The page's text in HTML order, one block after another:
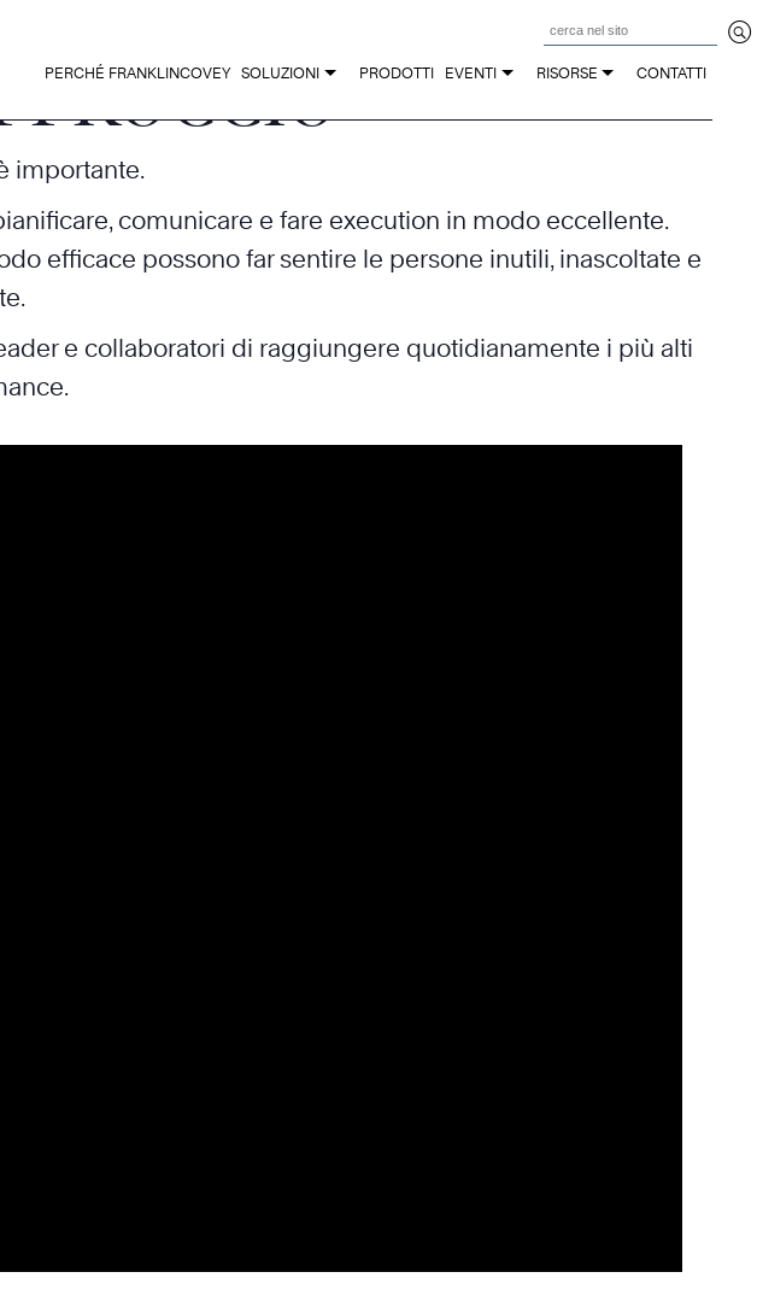
PERCHÉ FRANKLINCOVEY SOLUZIONI PRODOTTI EVENTI RISORSE CONTATTI
Z
importante.
comunicare e fare execution in modo eccellente.
efficace possono far sentire le persone inutili, inascoltate e
e collaboratori di raggiungere quotidianamente i più alti